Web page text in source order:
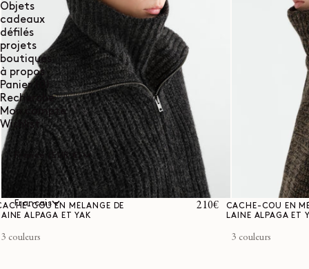
Objets
cadeaux
défilés
projets
boutiques
à propos
Panier
(0) 0
article
Recherche
Mon compte
Wishlist
France (EUR €)
Français
COU EN MÉLANGE DE
ALPAGA ET YAK
Prix
habituel
210€
3 couleurs
CACHE-COU EN
LAINE ALPAGA ET
3 couleurs